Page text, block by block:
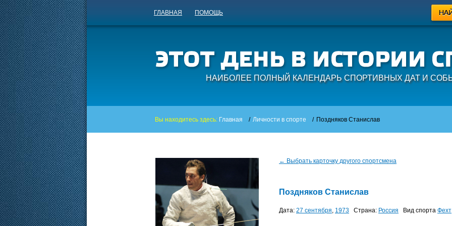
ГЛАВНАЯ ПОМОЩЬ
НАИБОЛЕЕ ПОЛНЫЙ КАЛЕНДАРЬ СПОРТИВНЫХ ДАТ И
Вы находитесь здесь: Главная / Личности в спорте / Поздняков Станислав
← Выбрать карточку другого спортсмена
Поздняков Станислав
Дата: 27 сентября, 1973 Страна: Россия Вид спорта Фехт